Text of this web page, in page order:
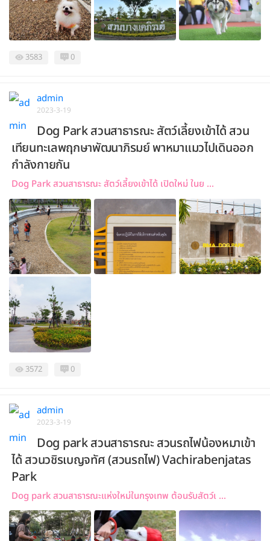
3583 0
admin
2023-3-19
Dog Park สวนสาธารณะ สัตว์เลี้ยงเข้าได้ สวน
เทียนทะเลพฤกษาพัฒนาภิรมย์ พาหมาแมวไปเดินออก
กำลังกายกัน
Dog Park สวนสาธารณะ สัตว์เลี้ยงเข้าได้ เปิดใหม่ ในย ...
3572 0
admin
2023-3-19
Dog park สวนสาธารณะ สวนรถไฟน้องหมาเข้า
ได้ สวนวชิรเบญจทัศ (สวนรถไฟ) Vachirabenjatas
Park
Dog park สวนสาธารณะแห่งใหม่ในกรุงเทพ ต้อนรับสัตว์เ ...